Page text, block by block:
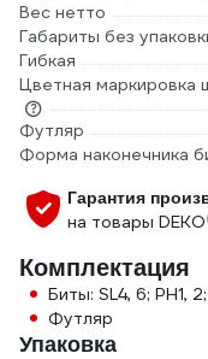
Вес нетто
Габариты без
Гибкая
Цветная маркировка
Футляр
Форма наконечника
Гарантия
на товары DEKO
Комплектация
Биты: SL4, 6; PH1,
Футляр
Упаковка